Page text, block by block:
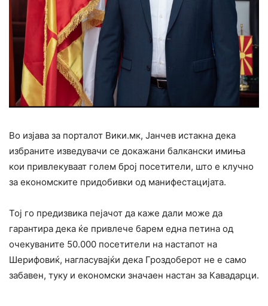
Во изјава за порталот Вики.мк, Јанчев истакна дека
избраните изведувачи се докажани балкански имиња
кои привлекуваат голем број посетители, што е клучно
за економските придобивки од манифестацијата.
Тој го предизвика пејачот да каже дали може да
гарантира дека ќе привлече барем една петина од
очекуваните 50.000 посетители на настапот на
Шерифовиќ, нагласувајќи дека Гроздоберот не е само
забавен, туку и економски значаен настан за Кавадарци.